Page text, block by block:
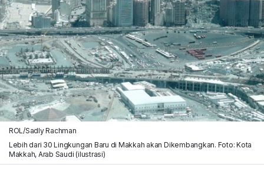
ROL/Sadly Rachman
Lebih dari 30 Lingkungan Baru di Makkah akan Dikembangkan. Foto: Kota
Makkah, Arab Saudi (ilustrasi)